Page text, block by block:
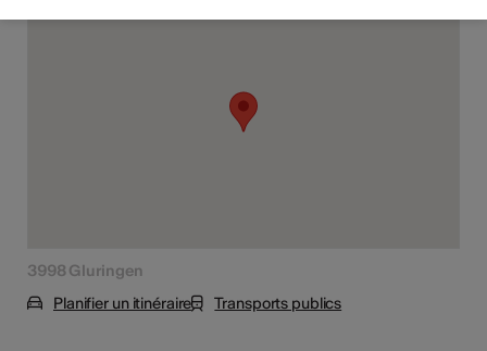
3998 Gluringen
Planifier un itinéraire
Transports publics